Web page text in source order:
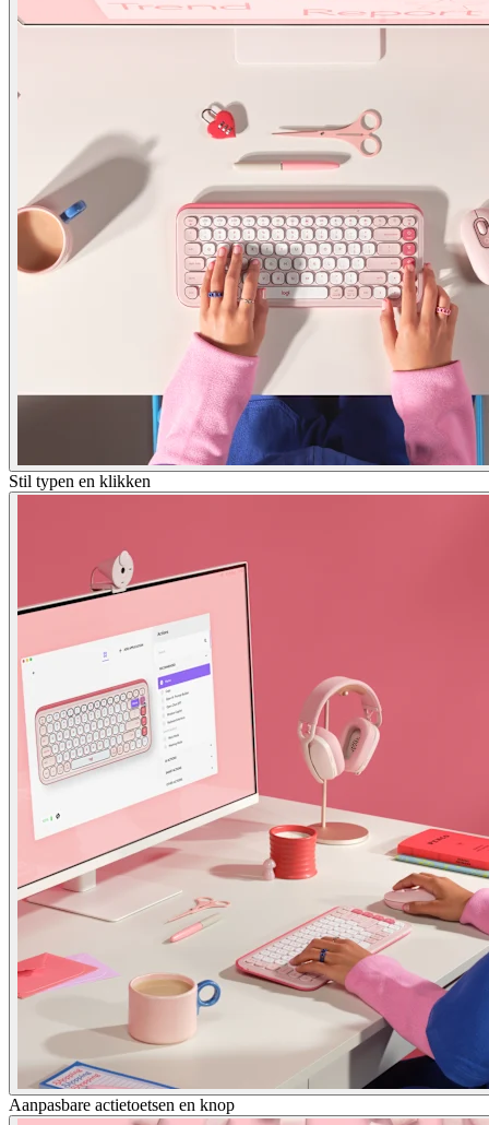
Stil typen en klikken
Aanpasbare actietoetsen en knop